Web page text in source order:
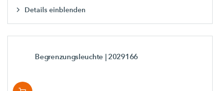
Details einblenden
Begrenzungsleuchte | 2029166